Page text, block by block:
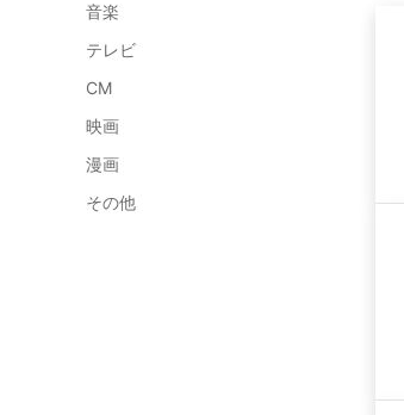
音楽
テレビ
CM
映画
漫画
その他